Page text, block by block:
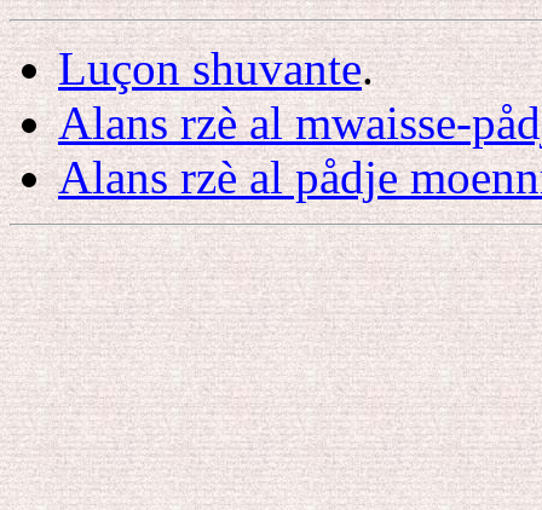
Luçon shuvante.
Alans rzè al mwaisse-
Alans rzè al pådje